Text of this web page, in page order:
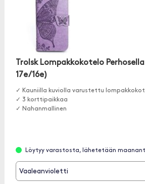
Trolsk Lompakkokotelo
17e/16e)
✓ Kauniilla kuviolla varustettu
✓ 3 korttipaikkaa
✓ Nahanmallinen
Löytyy varastosta, lähetetään
Vaaleanvioletti